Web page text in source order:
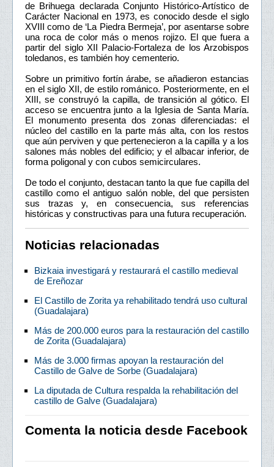
de Brihuega declarada Conjunto Histórico-Artístico de
Carácter Nacional en 1973, es conocido desde el siglo
XVIII como de ‘La Piedra Bermeja’, por asentarse sobre
una roca de color más o menos rojizo. El que fuera a
partir del siglo XII Palacio-Fortaleza de los Arzobispos
toledanos, es también hoy cementerio.
Sobre un primitivo fortín árabe, se añadieron estancias
en el siglo XII, de estilo románico. Posteriormente, en el
XIII, se construyó la capilla, de transición al gótico. El
acceso se encuentra junto a la Iglesia de Santa María.
El monumento presenta dos zonas diferenciadas: el
núcleo del castillo en la parte más alta, con los restos
que aún perviven y que pertenecieron a la capilla y a los
salones más nobles del edificio; y el albacar inferior, de
forma poligonal y con cubos semicirculares.
De todo el conjunto, destacan tanto la que fue capilla del
castillo como el antiguo salón noble, del que persisten
sus trazas y, en consecuencia, sus referencias
históricas y constructivas para una futura recuperación.
Noticias relacionadas
Bizkaia investigará y restaurará el castillo medieval
de Ereñozar
El Castillo de Zorita ya rehabilitado tendrá uso cultural
(Guadalajara)
Más de 200.000 euros para la restauración del castillo
de Zorita (Guadalajara)
Más de 3.000 firmas apoyan la restauración del
Castillo de Galve de Sorbe (Guadalajara)
La diputada de Cultura respalda la rehabilitación del
castillo de Galve (Guadalajara)
Comenta la noticia desde Facebook